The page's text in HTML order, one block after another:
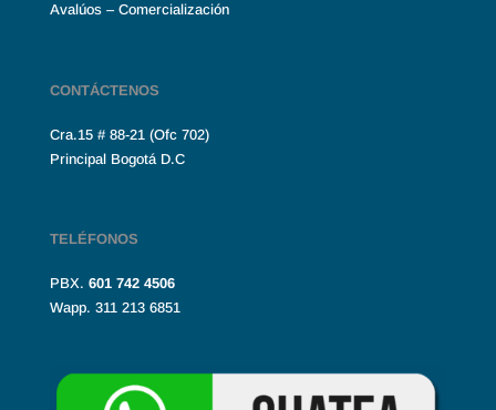
Avalúos – Comercialización
CONTÁCTENOS
Cra.15 # 88-21 (Ofc 702)
Principal Bogotá D.C
TELÉFONOS
PBX. 601 742 4506
Wapp. 311 213 6851